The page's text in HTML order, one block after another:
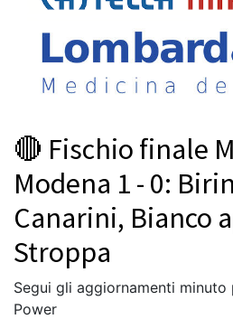
🔴 Fischio finale
Modena 1 - 0:
Canarini, Bianco
Stroppa
Segui gli aggiornamenti
Power